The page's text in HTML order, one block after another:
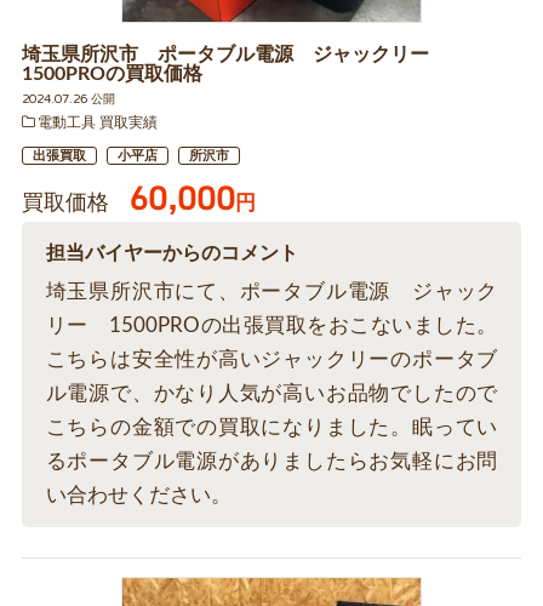
埼玉県所沢市 ポータブル電源 ジャックリー
1500PROの買取価格
2024.07.26 公開
電動工具 買取実績
出張買取 小平店 所沢市
買取価格 60,000円
担当バイヤーからのコメント
埼玉県所沢市にて、ポータブル電源 ジャック
リー 1500PROの出張買取をおこないました。
こちらは安全性が高いジャックリーのポータブ
ル電源で、かなり人気が高いお品物でしたので
こちらの金額での買取になりました。眠ってい
るポータブル電源がありましたらお気軽にお問
い合わせください。